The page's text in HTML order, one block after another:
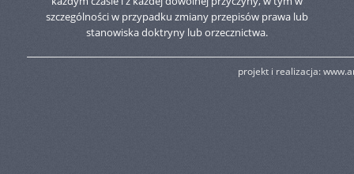
szczególności w przypadku zmiany przepisów prawa lub
stanowiska doktryny lub orzecznictwa.
projekt i realizacja: